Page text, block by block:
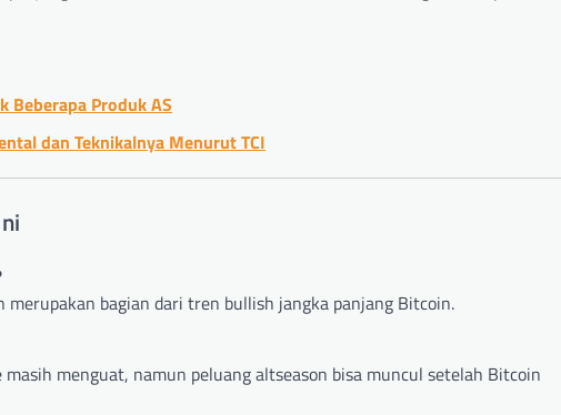
Beberapa Produk AS
dan Teknikalnya Menurut TCI
merupakan bagian dari tren bullish jangka panjang Bitcoin.
menguat, namun peluang altseason bisa muncul setelah Bitcoin